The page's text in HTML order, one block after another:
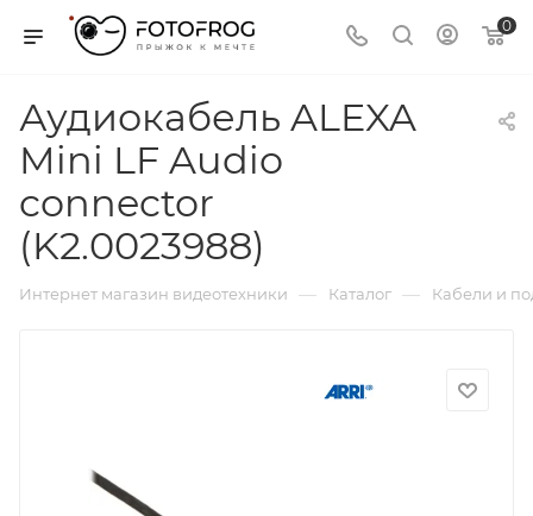
0
Аудиокабель ALEXA
Mini LF Audio
connector
(K2.0023988)
Интернет магазин видеотехники — Каталог — Кабели и